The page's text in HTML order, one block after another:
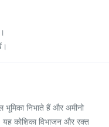
भूमिका निभाते हैं और अमीनो
यह कोशिका विभाजन और रक्त